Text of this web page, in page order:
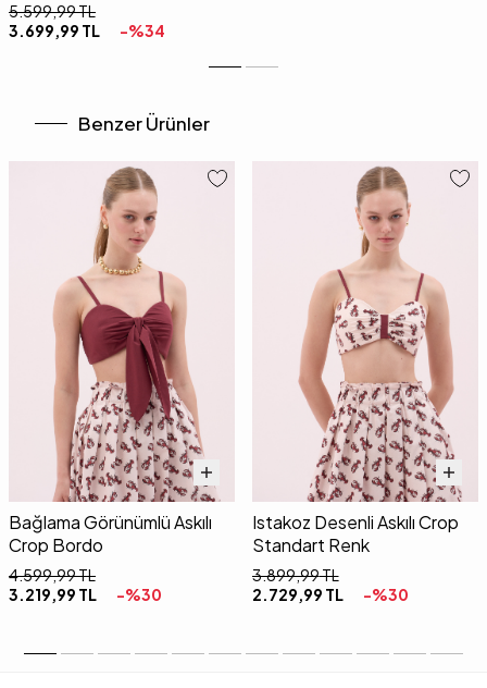
5.599,99TL
3.699,99 TL -%34
Benzer Ürünler
Bağlama Görünümlü Askılı
Crop Bordo
4.599,99TL
3.219,99 TL -%30
Istakoz Desenli Askılı Crop
Standart Renk
3.899,99TL
2.729,99 TL -%30